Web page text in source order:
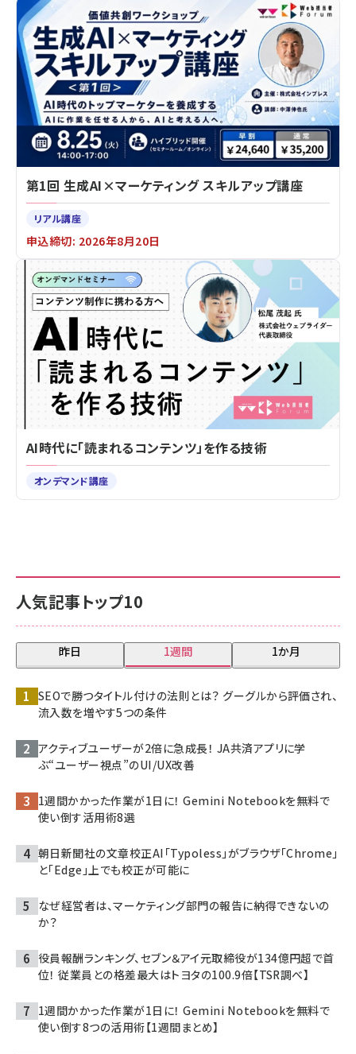
人気記事トップ10
昨日 1週間 1か月
SEOで勝つタイトル付けの法則とは？ グーグルから評価され、
流入数を増やす5つの条件
アクティブユーザーが2倍に急成長！ JA共済アプリに学
ぶ“ユーザー視点”のUI/UX改善
1週間かかった作業が1日に！ Gemini Notebookを無料で
使い倒す活用術8選
朝日新聞社の文章校正AI「Typoless」がブラウザ「Chrome」
と「Edge」上でも校正が可能に
なぜ経営者は、マーケティング部門の報告に納得できないの
か？
役員報酬ランキング、セブン＆アイ元取締役が134億円超で首
位！ 従業員との格差最大はトヨタの100.9倍【TSR調べ】
1週間かかった作業が1日に！ Gemini Notebookを無料で
使い倒す8つの活用術【1週間まとめ】
第1回 生成AI×マーケティング スキルアップ講座
リアル講座
申込締切: 2026年8月20日
AI時代に「読まれるコンテンツ」を作る技術
オンデマンド講座